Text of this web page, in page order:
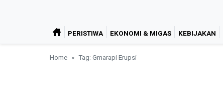
PERISTIWA EKONOMI & MIGAS KEBIJAKAN
Home Tag: Gmarapi Erupsi